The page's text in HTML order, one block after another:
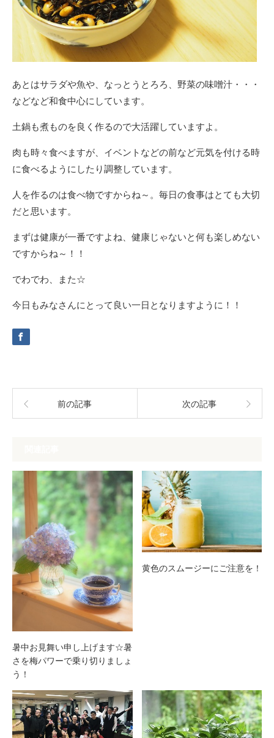
あとはサラダや魚や、なっとうとろろ、野菜の味噌汁・・・
などなど和食中心にしています。
土鍋も煮ものを良く作るので大活躍していますよ。
肉も時々食べますが、イベントなどの前など元気を付ける時
に食べるようにしたり調整しています。
人を作るのは食べ物ですからね～。毎日の食事はとても大切
だと思います。
まずは健康が一番ですよね、健康じゃないと何も楽しめない
ですからね～！！
でわでわ、また☆
今日もみなさんにとって良い一日となりますように！！
前の記事 次の記事
暑中お見舞い申し上げます☆暑
さを梅パワーで乗り切りましょ
う！
黄色のスムージーにご注意を！